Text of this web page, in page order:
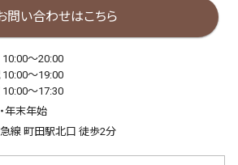
問い合わせはこちら
～20:00
10:00～19:00
10:00～17:30
年末年始
線 町田駅北口 徒歩2分